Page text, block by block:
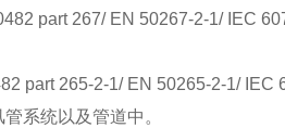
part 267/ EN 50267-2-1/ IEC
part 265-2-1/ EN 50265-2-1/ IEC
系统以及管道中。